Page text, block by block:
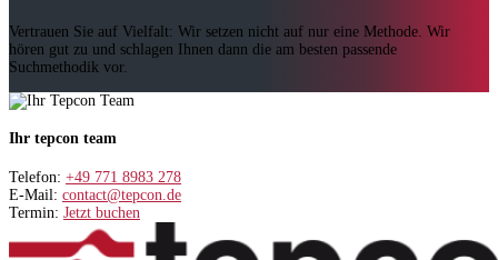
Vertrauen Sie auf Vielfalt: Wir setzen nicht auf nur eine Methode. Wir
hören gut zu und schlagen Ihnen dann die am besten passende
Suchmethodik vor.
Ihr tepcon team
Telefon: +49 771 8983 278
E-Mail: contact@tepcon.de
Termin: Jetzt buchen